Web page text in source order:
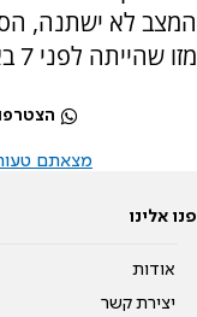
המצב לא ישתנה,
מזו שהייתה לפני 7 באוקטובר.
מצאתם טעות
פנו אלינו
אודות
יצירת קשר